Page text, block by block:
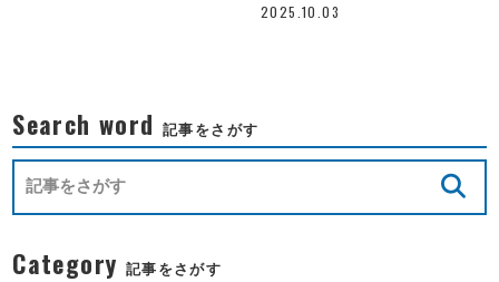
2025.10.03
Search word 記事をさがす
Category 記事をさがす